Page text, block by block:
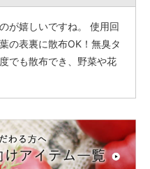
が嬉しいですね。 使用回
の表裏に散布OK！無臭タ
でも散布でき、野菜や花